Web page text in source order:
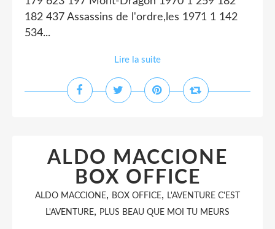
182 437 Assassins de l'ordre,les 1971 1 142
534...
Lire la suite
ALDO MACCIONE
BOX OFFICE
ALDO MACCIONE, BOX OFFICE, L'AVENTURE C'EST
L'AVENTURE, PLUS BEAU QUE MOI TU MEURS